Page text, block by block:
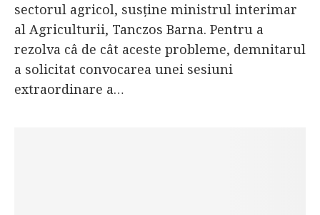
sectorul agricol, susține ministrul interimar
al Agriculturii, Tanczos Barna. Pentru a
rezolva câ de cât aceste probleme, demnitarul
a solicitat convocarea unei sesiuni
extraordinare a…